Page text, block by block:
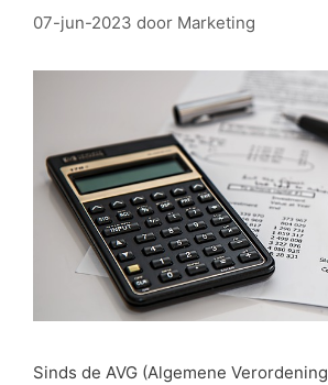
07-jun-2023 door Marketing
Sinds de AVG (Algemene Verordening